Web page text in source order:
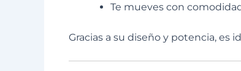
Te mueves con
Gracias a su diseño y potencia, es